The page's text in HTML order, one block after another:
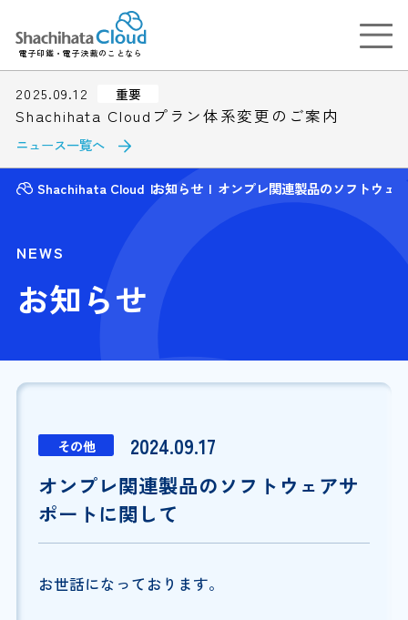
電子印鑑・電子決裁のことなら
2025.09.12 重要
Shachihata Cloudプラン体系変更のご案内
ニュース一覧へ
Shachihata Cloud お知らせ オンプレ関連製品のソフトウェ
NEWS
お知らせ
その他
2024.09.17
オンプレ関連製品のソフトウェアサ
ポートに関して
お世話になっております。